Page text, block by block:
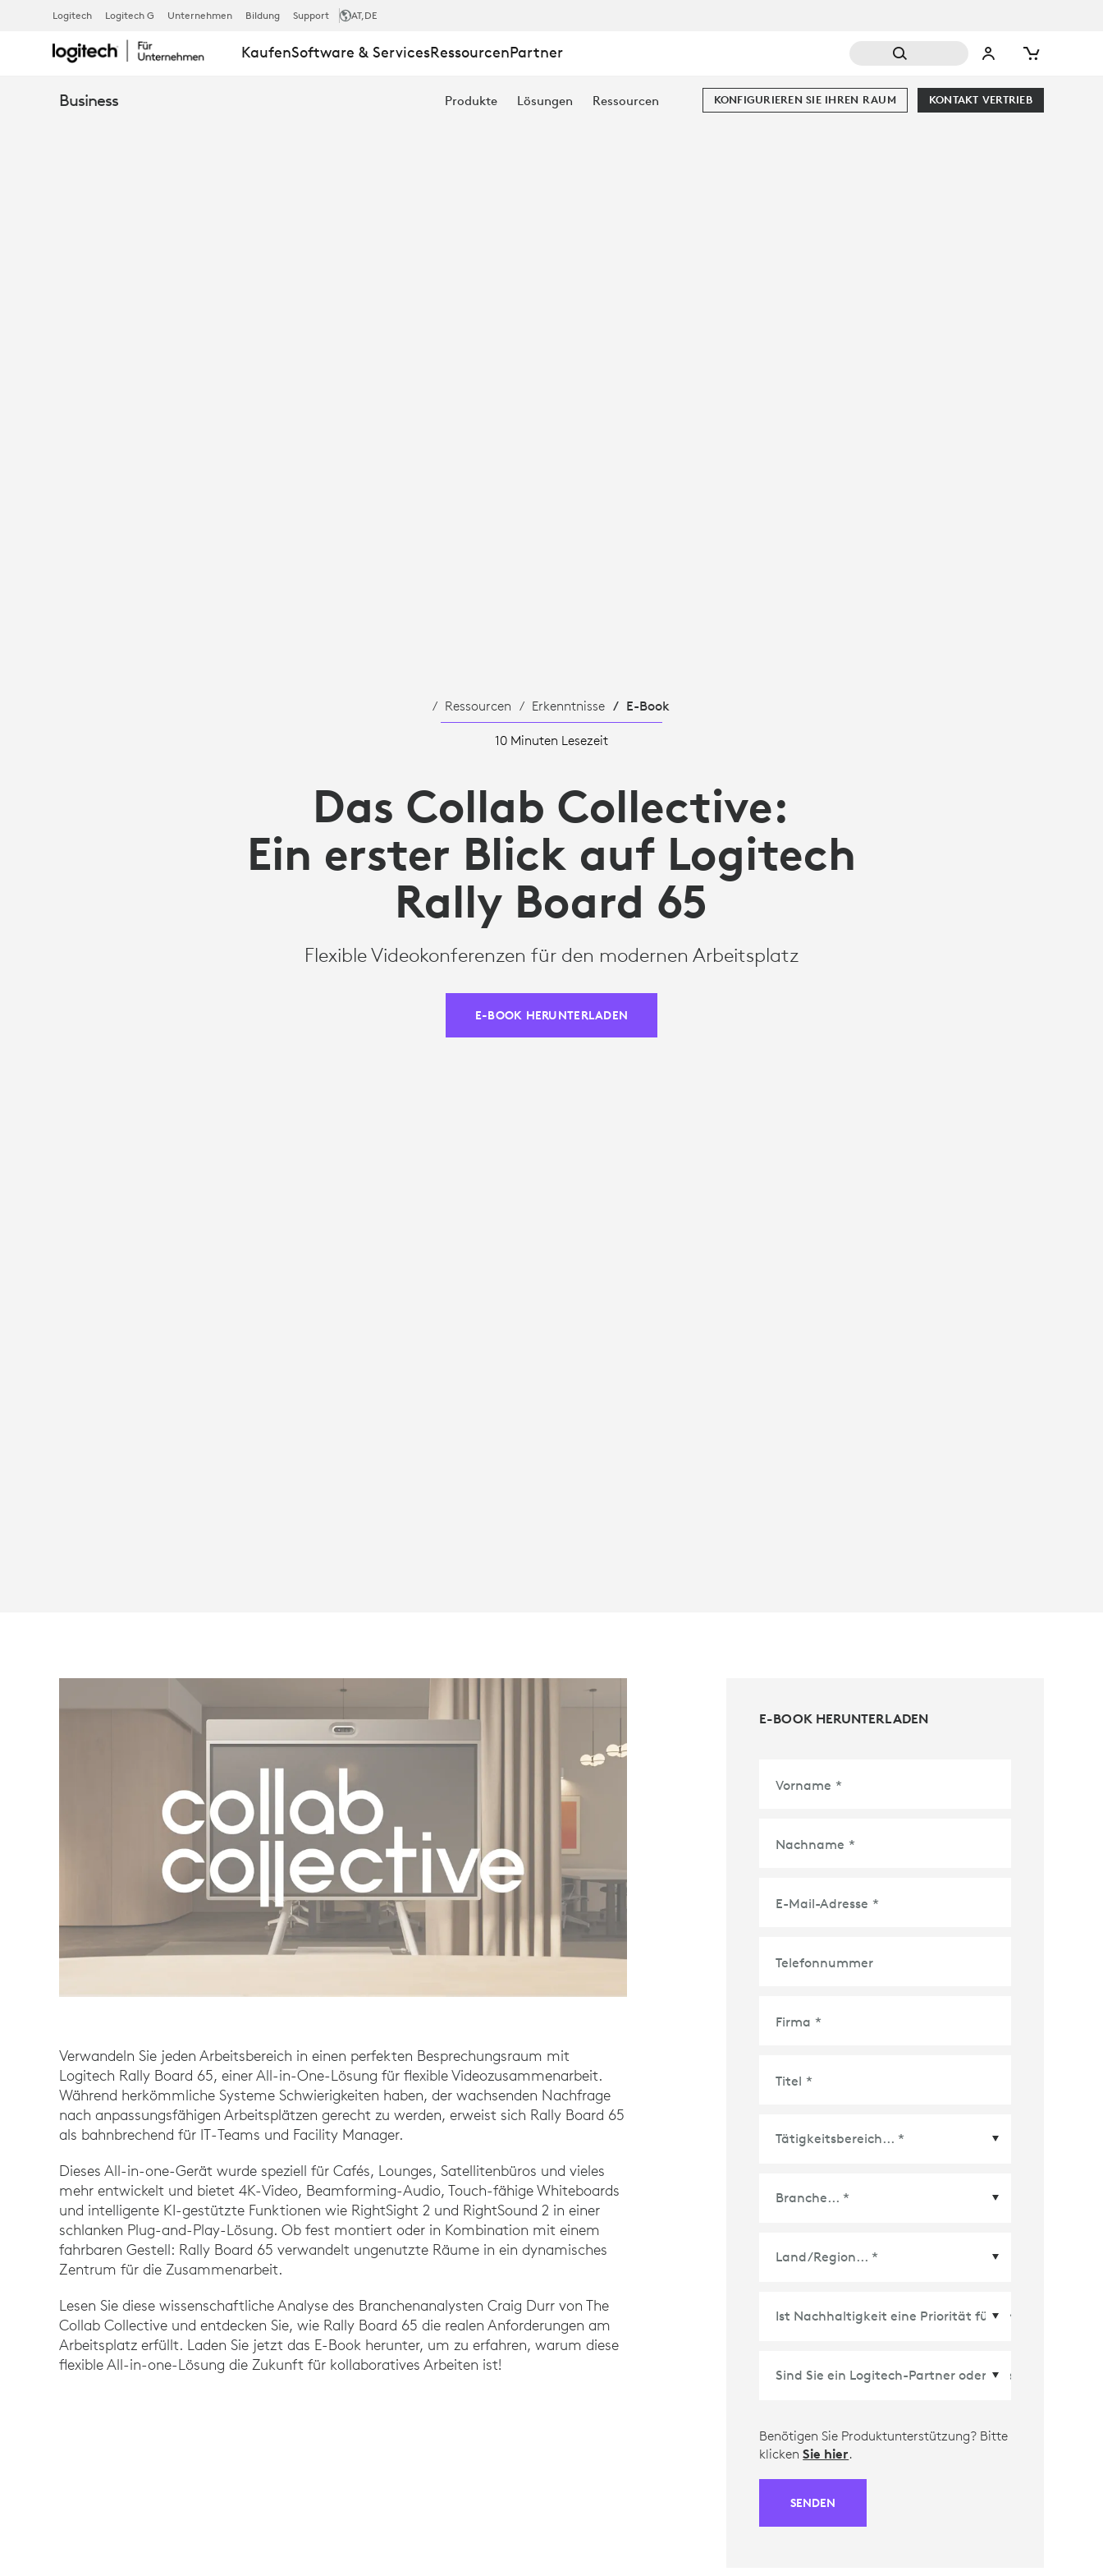
DAS
COLLAB
Logitech Logitech G Unternehmen Bildung Support AT,DE
KaufenSoftware & ServicesRessourcenPartner
Business Produkte Lösungen Ressourcen KONTAKT VERTRIEB
KONFIGURIEREN SIE IHREN RAUM
Ressourcen Erkenntnisse E-Book
10 Minuten Lesezeit
Das Collab Collective:
Ein erster Blick auf Logitech
Rally Board 65
Flexible Videokonferenzen für den modernen Arbeitsplatz
E-BOOK HERUNTERLADEN
Verwandeln Sie jeden Arbeitsbereich in einen perfekten Besprechungsraum mit
Logitech Rally Board 65, einer All-in-One-Lösung für flexible Videozusammenarbeit.
Während herkömmliche Systeme Schwierigkeiten haben, der wachsenden Nachfrage
nach anpassungsfähigen Arbeitsplätzen gerecht zu werden, erweist sich Rally Board 65
als bahnbrechend für IT-Teams und Facility Manager.
Dieses All-in-one-Gerät wurde speziell für Cafés, Lounges, Satellitenbüros und vieles
mehr entwickelt und bietet 4K-Video, Beamforming-Audio, Touch-fähige Whiteboards
und intelligente KI-gestützte Funktionen wie RightSight 2 und RightSound 2 in einer
schlanken Plug-and-Play-Lösung. Ob fest montiert oder in Kombination mit einem
fahrbaren Gestell: Rally Board 65 verwandelt ungenutzte Räume in ein dynamisches
Zentrum für die Zusammenarbeit.
Lesen Sie diese wissenschaftliche Analyse des Branchenanalysten Craig Durr von The
Collab Collective und entdecken Sie, wie Rally Board 65 die realen Anforderungen am
Arbeitsplatz erfüllt. Laden Sie jetzt das E-Book herunter, um zu erfahren, warum diese
flexible All-in-one-Lösung die Zukunft für kollaboratives Arbeiten ist!
E-BOOK HERUNTERLADEN
Vorname *
Nachname *
E-Mail-Adresse *
Telefonnummer
Firma *
Titel *
Land/Region *
Benötigen Sie Produktunterstützung? Bitte
klickenSie hier.
SENDEN